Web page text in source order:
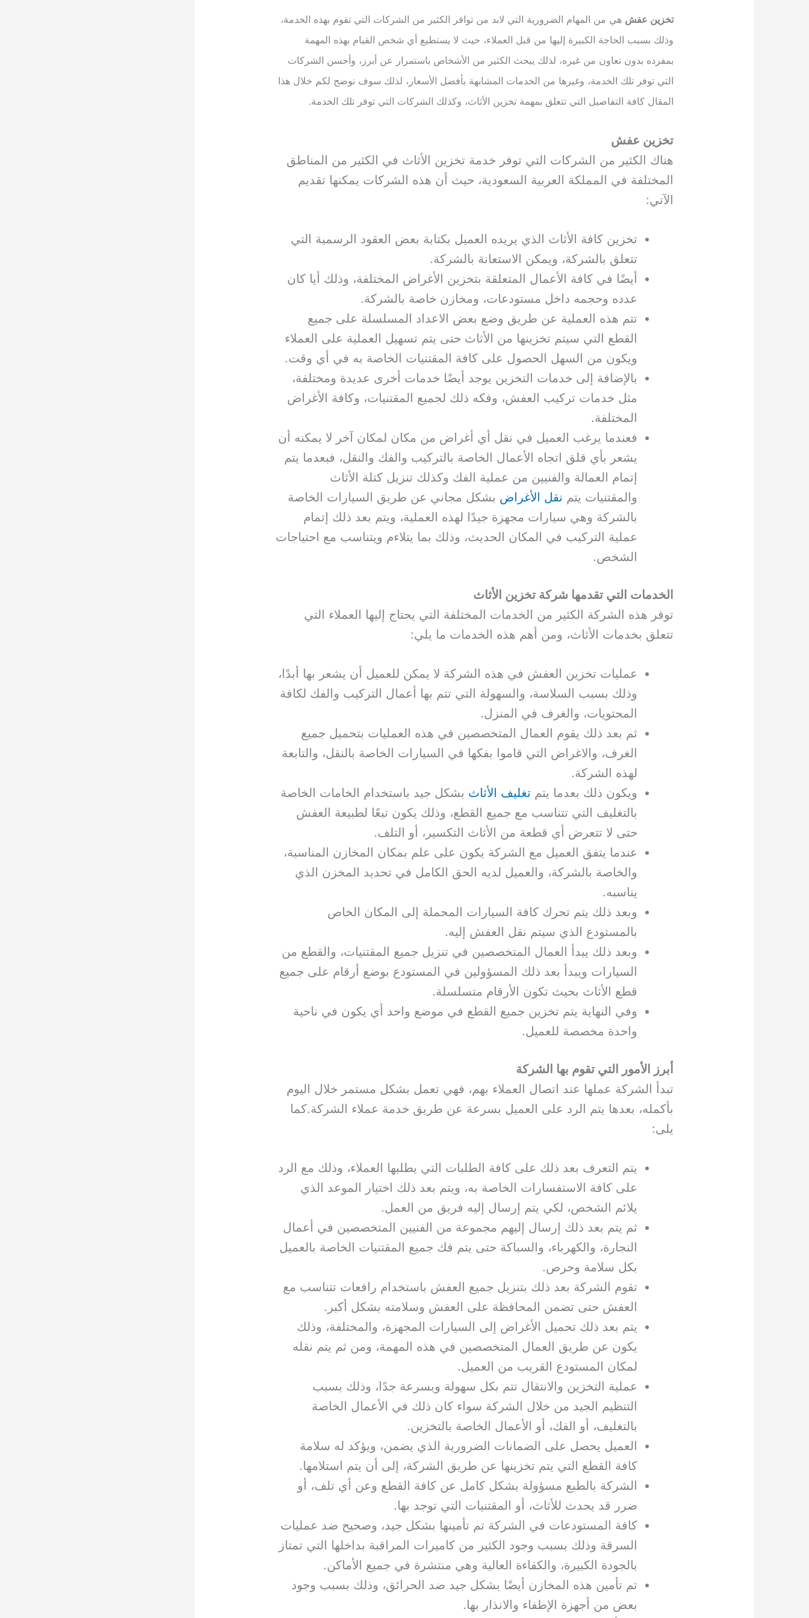
تخزين عفش هي من المهام الضرورية التي لابد من توافر الكثير من الشركات التي تقوم بهذه الخدمة،
وذلك بسبب الحاجة الكبيرة إليها من قبل العملاء، حيث لا يستطيع أي شخص القيام بهذه المهمة
بمفرده بدون تعاون من غيره، لذلك يبحث الكثير من الأشخاص باستمرار عن أبرز، وأحسن الشركات
التي توفر تلك الخدمة، وغيرها من الخدمات المشابهة بأفضل الأسعار، لذلك سوف نوضح لكم خلال هذا
المقال كافة التفاصيل التي تتعلق بمهمة تخزين الأثاث، وكذلك الشركات التي توفر تلك الخدمة.
تخزين عفش
هناك الكثير من الشركات التي توفر خدمة تخزين الأثاث في الكثير من المناطق
المختلفة في المملكة العربية السعودية، حيث أن هذه الشركات يمكنها تقديم
الآتي:
تخزين كافة الأثاث الذي يريده العميل بكتابة بعض العقود الرسمية التي
تتعلق بالشركة، ويمكن الاستعانة بالشركة.
أيضًا في كافة الأعمال المتعلقة بتخزين الأغراض المختلفة، وذلك أيا كان
عدده وحجمه داخل مستودعات، ومخازن خاصة بالشركة.
تتم هذه العملية عن طريق وضع بعض الاعداد المسلسلة على جميع
القطع التي سيتم تخزينها من الأثاث حتى يتم تسهيل العملية على العملاء
ويكون من السهل الحصول على كافة المقتنيات الخاصة به في أي وقت.
بالإضافة إلى خدمات التخزين يوجد أيضًا خدمات أخرى عديدة ومختلفة،
مثل خدمات تركيب العفش، وفكه ذلك لجميع المقتنيات، وكافة الأغراض
المختلفة.
فعندما يرغب العميل في نقل أي أغراض من مكان لمكان آخر لا يمكنه أن
يشعر بأي قلق اتجاه الأعمال الخاصة بالتركيب والفك والنقل، فبعدما يتم
إتمام العمالة والفنيين من عملية الفك وكذلك تنزيل كتلة الأثاث
والمقتنيات يتم نقل الأغراض بشكل مجاني عن طريق السيارات الخاصة
بالشركة وهي سيارات مجهزة جيدًا لهذه العملية، ويتم بعد ذلك إتمام
عملية التركيب في المكان الحديث، وذلك بما يتلاءم ويتناسب مع احتياجات
الشخص.
الخدمات التي تقدمها شركة تخزين الأثاث
توفر هذه الشركة الكثير من الخدمات المختلفة التي يحتاج إليها العملاء التي
تتعلق بخدمات الأثاث، ومن أهم هذه الخدمات ما يلي:
عمليات تخزين العفش في هذه الشركة لا يمكن للعميل أن يشعر بها أبدًا،
وذلك بسبب السلاسة، والسهولة التي تتم بها أعمال التركيب والفك لكافة
المحتويات، والغرف في المنزل.
ثم بعد ذلك يقوم العمال المتخصصين في هذه العمليات بتحميل جميع
الغرف، والاغراض التي قاموا بفكها في السيارات الخاصة بالنقل، والتابعة
لهذه الشركة.
ويكون ذلك بعدما يتم تغليف الأثاث بشكل جيد باستخدام الخامات الخاصة
بالتغليف التي تتناسب مع جميع القطع، وذلك يكون تبعًا لطبيعة العفش
حتى لا تتعرض أي قطعة من الأثاث التكسير، أو التلف.
عندما يتفق العميل مع الشركة يكون على علم بمكان المخازن المناسبة،
والخاصة بالشركة، والعميل لديه الحق الكامل في تحديد المخزن الذي
يناسبه.
وبعد ذلك يتم تحرك كافة السيارات المحملة إلى المكان الخاص
بالمستودع الذي سيتم نقل العفش إليه.
وبعد ذلك يبدأ العمال المتخصصين في تنزيل جميع المقتنيات، والقطع من
السيارات ويبدأ بعد ذلك المسؤولين في المستودع بوضع أرقام على جميع
قطع الأثاث بحيث تكون الأرقام متسلسلة.
وفي النهاية يتم تخزين جميع القطع في موضع واحد أي يكون في ناحية
واحدة مخصصة للعميل.
أبرز الأمور التي تقوم بها الشركة
تبدأ الشركة عملها عند اتصال العملاء بهم، فهي تعمل بشكل مستمر خلال اليوم
بأكمله، بعدها يتم الرد على العميل بسرعة عن طريق خدمة عملاء الشركة.كما
يلى:
يتم التعرف بعد ذلك على كافة الطلبات التي يطلبها العملاء، وذلك مع الرد
على كافة الاستفسارات الخاصة به، ويتم بعد ذلك اختيار الموعد الذي
يلائم الشخص، لكي يتم إرسال إليه فريق من العمل.
ثم يتم بعد ذلك إرسال إليهم مجموعة من الفنيين المتخصصين في أعمال
النجارة، والكهرباء، والسباكة حتى يتم فك جميع المقتنيات الخاصة بالعميل
بكل سلامة وحرص.
تقوم الشركة بعد ذلك بتنزيل جميع العفش باستخدام رافعات تتناسب مع
العفش حتى تضمن المحافظة على العفش وسلامته بشكل أكبر.
يتم بعد ذلك تحميل الأغراض إلى السيارات المجهزة، والمختلفة، وذلك
يكون عن طريق العمال المتخصصين في هذه المهمة، ومن ثم يتم نقله
لمكان المستودع القريب من العميل.
عملية التخزين والانتقال تتم بكل سهولة وبسرعة جدًا، وذلك بسبب
التنظيم الجيد من خلال الشركة سواء كان ذلك في الأعمال الخاصة
بالتغليف، أو الفك، أو الأعمال الخاصة بالتخزين.
العميل يحصل على الضمانات الضرورية الذي يضمن، ويؤكد له سلامة
كافة القطع التي يتم تخزينها عن طريق الشركة، إلى أن يتم استلامها.
الشركة بالطبع مسؤولة بشكل كامل عن كافة القطع وعن أي تلف، أو
ضرر قد يحدث للأثاث، أو المقتنيات التي توجد بها.
كافة المستودعات في الشركة تم تأمينها بشكل جيد، وصحيح ضد عمليات
السرقة وذلك بسبب وجود الكثير من كاميرات المراقبة بداخلها التي تمتاز
بالجودة الكبيرة، والكفاءة العالية وهي منتشرة في جميع الأماكن.
تم تأمين هذه المخازن أيضًا بشكل جيد ضد الحرائق، وذلك بسبب وجود
بعض من أجهزة الإطفاء والانذار بها.